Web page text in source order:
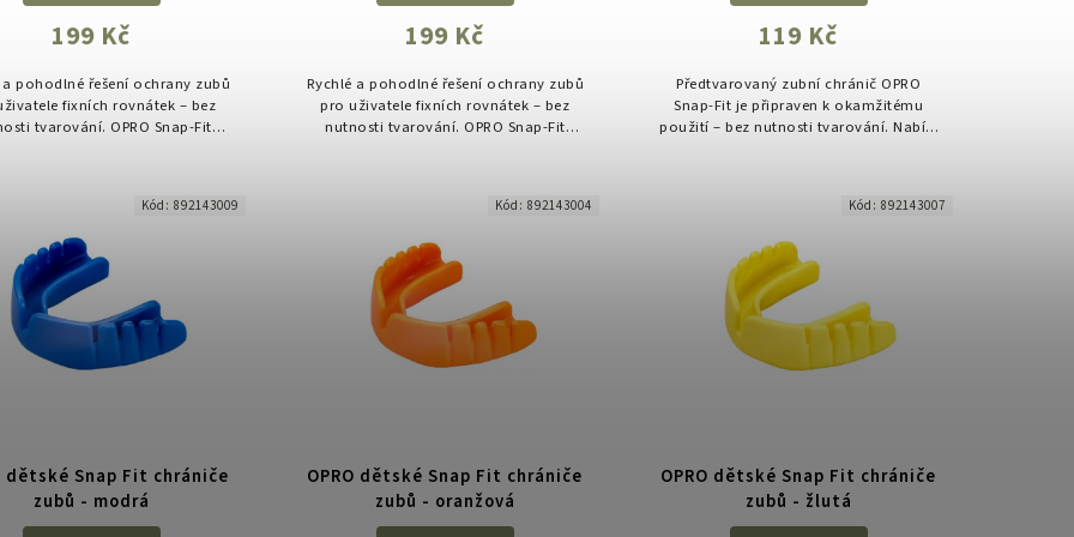
199 Kč
a pohodlné řešení ochrany zubů
fixních rovnátek – bez
tvarování. OPRO Snap-Fit
199 Kč
Rychlé a pohodlné řešení ochrany zubů
pro uživatele fixních rovnátek – bez
nutnosti tvarování. OPRO Snap-Fit
119 Kč
Předtvarovaný zubní chránič OPRO
Snap-Fit je připraven k okamžitému
použití – bez nutnosti tvarování. Nabízí
dětské Snap Fit chrániče
zubů - modrá
Kód:892143009
OPRO dětské Snap Fit chrániče
zubů - oranžová
Kód:892143004
OPRO dětské Snap Fit chrániče
zubů - žlutá
Kód:892143007